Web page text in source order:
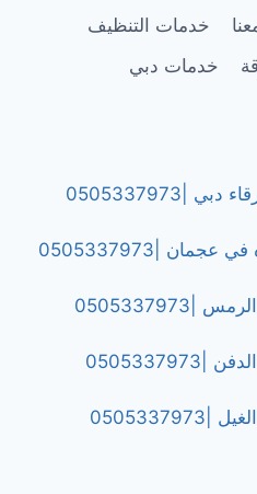
خدمات التنظيف
خدمات دبي
|0505337973